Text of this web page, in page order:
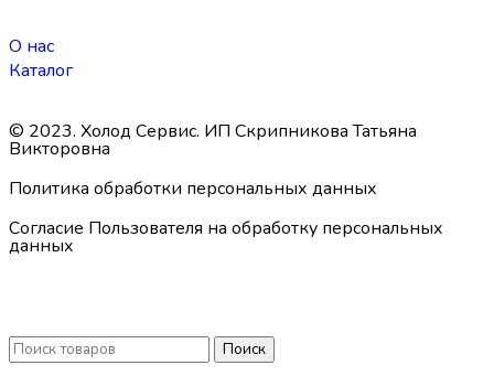
О нас
Каталог
© 2023. Холод Сервис. ИП Скрипникова Татьяна
Викторовна
Политика обработки персональных данных
Согласие Пользователя на обработку персональных
данных
Поиск